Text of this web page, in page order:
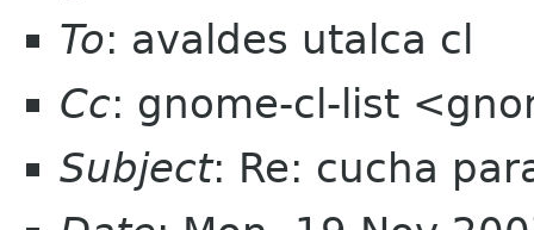
To: avaldes utalca cl
Cc: gnome-cl-list
Subject: Re: cucha